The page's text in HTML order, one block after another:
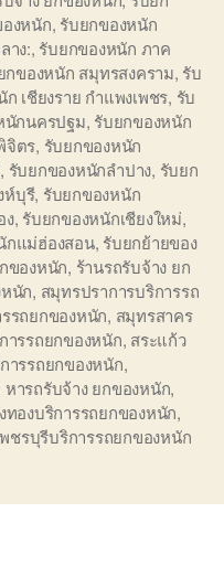
งหนัก, รับยกของหนัก
าง:, รับยกของหนัก ภาค
กของหนัก สมุทรสงคราม, รับ
เชียงราย กำแพงเพชร, รับ
นักนครปฐม, รับยกของหนัก
จิตร, รับยกของหนัก
, รับยกของหนักลำปาง, รับยก
ห์บุรี, รับยกของหนัก
ง, รับยกของหนักเชียงใหม่,
กแม่ฮ่องสอน, รับยกย้ายของ
ของหนัก, ร้านรถรับจ้าง ยก
นัก, สมุทรปราการบริการรถ
รถยกของหนัก, สมุทรสาคร
ารรถยกของหนัก, สระแก้ว
ารรถยกของหนัก,
หารถรับจ้าง ยกของหนัก,
ทองบริการรถยกของหนัก,
พชรบุรีบริการรถยกของหนัก